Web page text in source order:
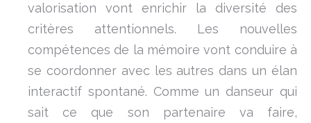
valorisation vont enrichir la diversité des
critères attentionnels. Les nouvelles
compétences de la mémoire vont conduire à
se coordonner avec les autres dans un élan
interactif spontané. Comme un danseur qui
sait ce que son partenaire va faire,